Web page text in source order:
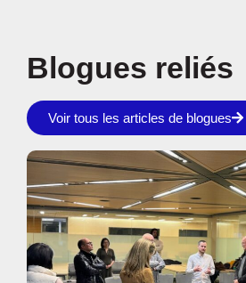
Blogues reliés
Voir tous les articles de blogues